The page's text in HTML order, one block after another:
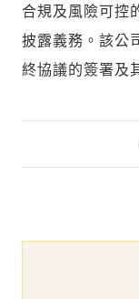
合規及風險可控
披露義務。該公
終協議的簽署及